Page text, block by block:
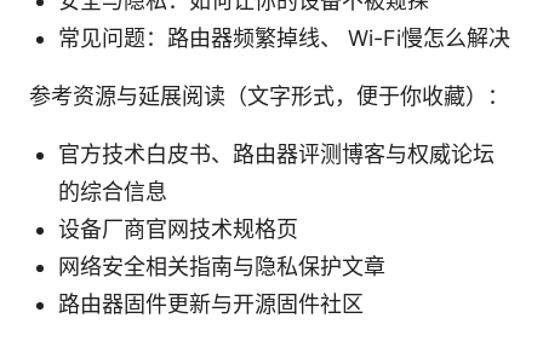
常见问题：路由器频繁掉线、 Wi-Fi慢怎么解决
参考资源与延展阅读（文字形式，便于你收藏）：
官方技术白皮书、路由器评测博客与权威论坛
的综合信息
设备厂商官网技术规格页
网络安全相关指南与隐私保护文章
路由器固件更新与开源固件社区